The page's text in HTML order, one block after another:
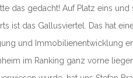
das gedacht! Auf Platz eins
ist das Gallusviertel. Das hat
und Immobilienentwicklung
im Ranking ganz vorne